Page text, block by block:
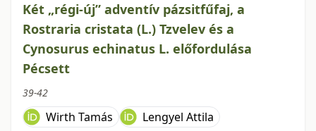
Két „régi-új” adventív pázsitfűfaj, a
Rostraria cristata (L.) Tzvelev és a
Cynosurus echinatus L. előfordulása
Pécsett
39-42
Wirth Tamás Lengyel Attila